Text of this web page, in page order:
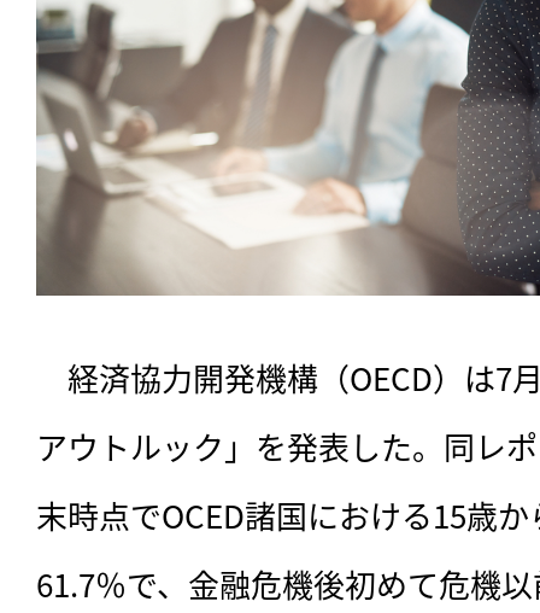
経済協力開発機構（OECD）は7
アウトルック」を発表した。同レ
末時点でOCED諸国における15歳
61.7％で、金融危機後初めて危機